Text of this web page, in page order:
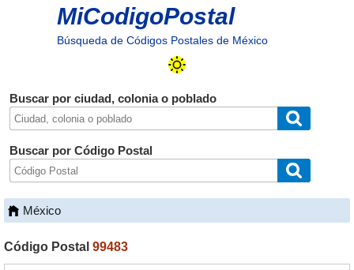
MiCodigoPostal
Búsqueda de Códigos Postales de México
Buscar por ciudad, colonia o poblado
Buscar por Código Postal
México
Código Postal 99483